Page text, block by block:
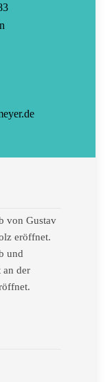
von Gustav
eröffnet.
und
an der